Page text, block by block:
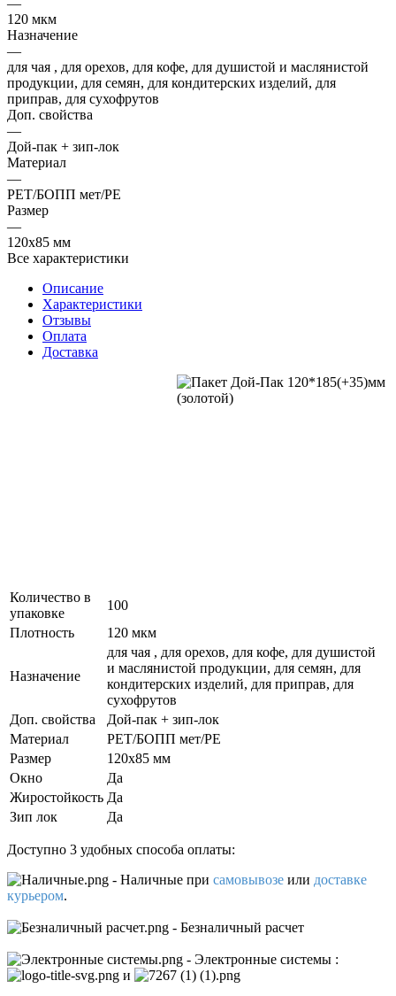
120 мкм
Назначение
—
для чая , для орехов, для кофе, для душистой и маслянистой
продукции, для семян, для кондитерских изделий, для
приправ, для сухофрутов
Доп. свойства
—
Дой-пак + зип-лок
Материал
—
РЕТ/БОПП мет/РЕ
Размер
—
120x85 мм
Все характеристики
Описание
Характеристики
Отзывы
Оплата
Доставка
Количество в
упаковке
100
Плотность
120 мкм
Назначение
для чая , для орехов, для кофе, для душистой
и маслянистой продукции, для семян, для
кондитерских изделий, для приправ, для
сухофрутов
Доп. свойства
Дой-пак + зип-лок
Материал
РЕТ/БОПП мет/РЕ
Размер
120x85 мм
Окно
Да
Жиростойкость Да
Зип лок
Да
Доступно 3 удобных способа оплаты:
- Наличные при самовывозе или доставке
курьером.
- Безналичный расчет
- Электронные системы :
и